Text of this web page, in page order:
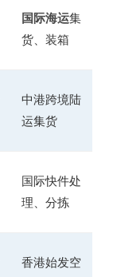
国际海运集
货、装箱
中港跨境陆
运集货
国际快件处
理、分拣
香港始发空